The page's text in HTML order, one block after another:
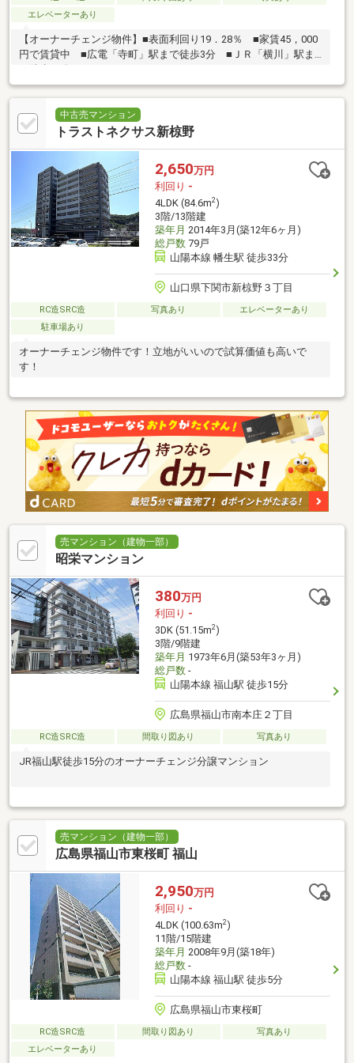
エレベーターあり
【オーナーチェンジ物件】■表面利回り19．28％ ■家賃45，000
円で賃貸中 ■広電「寺町」駅まで徒歩3分 ■ＪＲ「横川」駅ま
で徒歩16分
中古売マンション
トラストネクサス新椋野
2,650万円
利回り -
4LDK (84.6m2)
3階/13階建
築年月 2014年3月(築12年6ヶ月)
総戸数79戸
山陽本線 幡生駅 徒歩33分
山口県下関市新椋野３丁目
RC造SRC造 写真あり
エレベーターあり
駐車場あり
オーナーチェンジ物件です！立地がいいので試算価値も高いで
す！
売マンション（建物一部）
昭栄マンション
380万円
利回り -
3DK (51.15m2)
3階/9階建
築年月 1973年6月(築53年3ヶ月)
総戸数-
山陽本線 福山駅 徒歩15分
広島県福山市南本庄２丁目
RC造SRC造 間取り図あり 写真あり
JR福山駅徒歩15分のオーナーチェンジ分譲マンション
売マンション（建物一部）
広島県福山市東桜町 福山
2,950万円
利回り -
4LDK (100.63m2)
11階/15階建
築年月 2008年9月(築18年)
総戸数-
山陽本線 福山駅 徒歩5分
広島県福山市東桜町
RC造SRC造 間取り図あり
写真あり
エレベーターあり